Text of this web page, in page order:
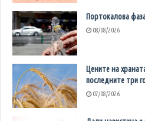
Портокалова
08/08/2026
Цените на
последните три
07/08/2026